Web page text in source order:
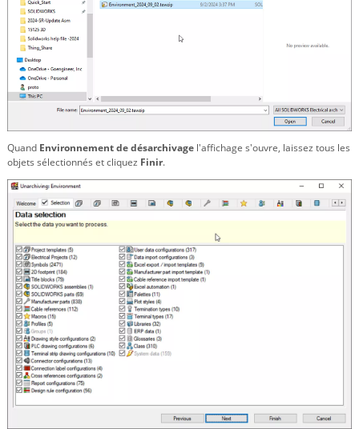
Quand Environnement de désarchivage l'affichage s'ouvre, laissez tous les
objets sélectionnés et cliquez Finir.